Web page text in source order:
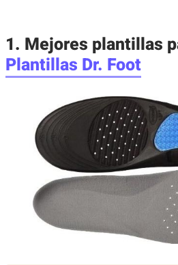
1. Mejores plantillas
Plantillas Dr. Foot